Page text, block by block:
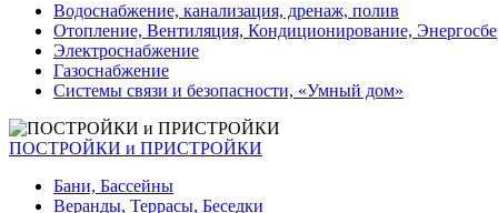
Водоснабжение, канализация, дренаж, полив
Отопление, Вентиляция, Кондиционирование,
Электроснабжение
Газоснабжение
Системы связи и безопасности, «Умный дом»
ПОСТРОЙКИ и ПРИСТРОЙКИ
Бани, Бассейны
Веранды, Террасы, Беседки